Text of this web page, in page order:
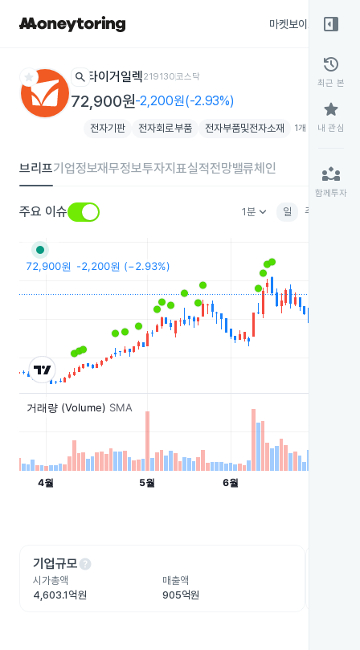
마켓보이스
star search 타이거일렉219130코스닥
72,900원-2,200원(-2.93%)
전자기판 전자회로부품 전자부품및전자소재 1개 테마 더보기
브리프기업정보재무정보투자지표실적전망밸류체인
주요 이슈 1분keyboard_arrow_down 일 주
기업규모help
시가총액
4,603.1억원
매출액
905억원
right_panel_open
history
최근 본
star
내 관심
partner_exchange
함께투자